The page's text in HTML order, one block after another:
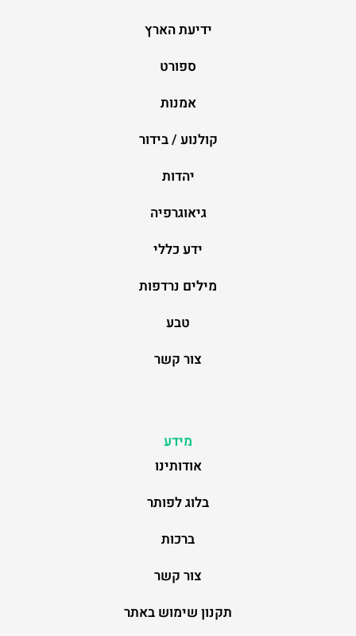
ידיעת הארץ
ספורט
אמנות
קולנוע / בידור
יהדות
גיאוגרפיה
ידע כללי
מילים נרדפות
טבע
צור קשר
מידע
אודותינו
בלוג לפותר
ברכות
צור קשר
תקנון שימוש באתר